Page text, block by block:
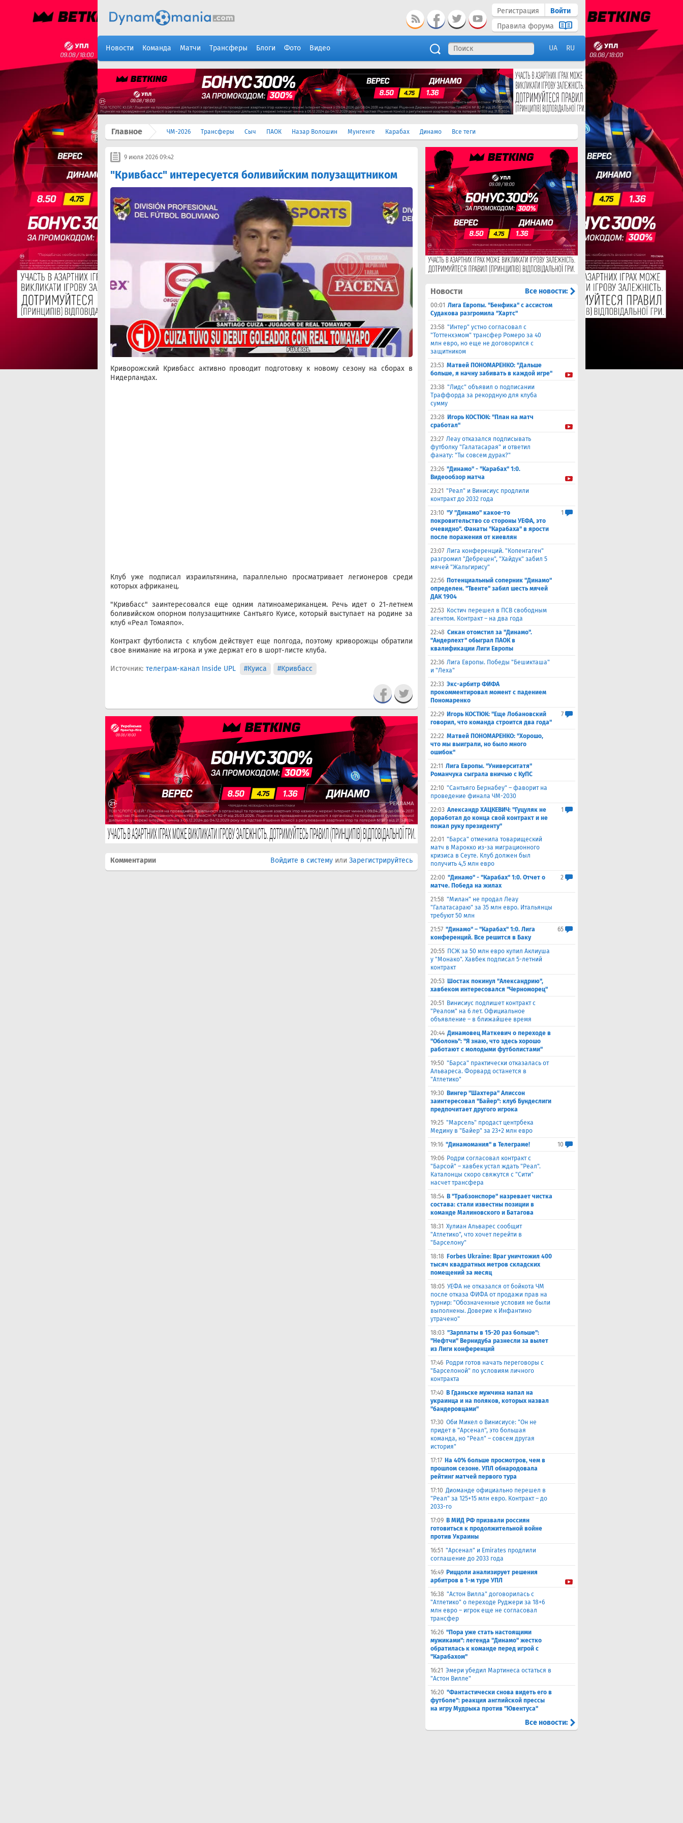
Регистрация
Войти
Правила форума
Новости Команда Матчи Трансферы Блоги Фото Видео UA RU
Главное ЧМ-2026 Трансферы Сыч ПАОК Назар Волошин Мунгенге Карабах Динамо Все теги
9 июля 2026 09:42
"Кривбасс" интересуется боливийским полузащитником
Криворожский Кривбасс активно проводит подготовку к новому сезону на сборах в
Нидерландах.
Клуб уже подписал израильтянина, параллельно просматривает легионеров среди
которых африканец.
"Кривбасс" заинтересовался еще одним латиноамериканцем. Речь идет о 21-летнем
боливийском опорном полузащитнике Сантьяго Куисе, который выступает на родине за
клуб «Реал Томаяпо».
Контракт футболиста с клубом действует еще полгода, поэтому криворожцы обратили
свое внимание на игрока и уже держат его в шорт-листе клуба.
Источник: телеграм-канал Inside UPL #Куиса #Кривбасс
Комментарии Войдите в систему или Зарегистрируйтесь
Новости Все новости:
00:01 Лига Европы. "Бенфика" с ассистом
Судакова разгромила "Хартс"
23:58 "Интер" устно согласовал с
"Тоттенхэмом" трансфер Ромеро за 40
млн евро, но еще не договорился с
защитником
23:53 Матвей ПОНОМАРЕНКО: "Дальше
больше, я начну забивать в каждой игре"
23:38 "Лидс" объявил о подписании
Траффорда за рекордную для клуба
сумму
23:28 Игорь КОСТЮК: "План на матч
сработал"
23:27 Леау отказался подписывать
футболку "Галатасарая" и ответил
фанату: "Ты совсем дурак?"
23:26 "Динамо" - "Карабах" 1:0.
Видеообзор матча
23:21 "Реал" и Винисиус продлили
контракт до 2032 года
23:10 "У "Динамо" какое-то
покровительство со стороны УЕФА, это
очевидно". Фанаты "Карабаха" в ярости
после поражения от киевлян
1
23:07 Лига конференций. "Копенгаген"
разгромил "Дебрецен", "Хайдук" забил 5
мячей "Жальгирису"
22:56 Потенциальный соперник "Динамо"
определен. "Твенте" забил шесть мячей
ДАК 1904
22:53 Костич перешел в ПСВ свободным
агентом. Контракт – на два года
22:48 Сикан отомстил за "Динамо".
"Андерлехт" обыграл ПАОК в
квалификации Лиги Европы
22:36 Лига Европы. Победы "Бешикташа"
и "Леха"
22:33 Экс-арбитр ФИФА
прокомментировал момент с падением
Пономаренко
22:29 Игорь КОСТЮК: "Еще Лобановский
говорил, что команда строится два года"
7
22:22 Матвей ПОНОМАРЕНКО: "Хорошо,
что мы выиграли, но было много
ошибок"
22:11 Лига Европы. "Университатя"
Романчука сыграла вничью с ​КуПС
22:10 "Сантьяго Бернабеу" – фаворит на
проведение финала ЧМ-2030
22:03 Александр ХАЦКЕВИЧ: "Гуцуляк не
доработал до конца свой контракт и не
пожал руку президенту"
1
22:01 "Барса" отменила товарищеский
матч в Марокко из-за миграционного
кризиса в Сеуте. Клуб должен был
получить 4,5 млн евро
22:00 "Динамо" - "Карабах" 1:0. Отчет о
матче. Победа на жилах
2
21:58 "Милан" не продал Леау
"Галатасараю" за 35 млн евро. Итальянцы
требуют 50 млн
21:57 "Динамо" – "Карабах" 1:0. Лига
конференций. Все решится в Баку
65
20:55 ПСЖ за 50 млн евро купил Аклиуша
у "Монако". Хавбек подписал 5-летний
контракт
20:53 Шостак покинул "Александрию",
хавбеком интересовался "Черноморец"
20:51
Винисиус подпишет контракт с
"Реалом" на 6 лет. Официальное
объявление – в ближайшее время
20:44 Динамовец Маткевич о переходе в
"Оболонь": "Я знаю, что здесь хорошо
работают с молодыми футболистами"
19:50 "Барса" практически отказалась от
Альвареса. Форвард останется в
"Атлетико"
19:30 Вингер "Шахтера" Алиссон
заинтересовал "Байер": клуб Бундеслиги
предпочитает другого игрока
19:25 "Марсель" продаст центрбека
Медину в "Байер" за 23+2 млн евро
19:16 "Динамомания" в Телеграме!
10
19:06 Родри согласовал контракт с
"Барсой" – хавбек устал ждать "Реал".
Каталонцы скоро свяжутся с "Сити"
насчет трансфера
18:54 В "Трабзонспоре" назревает чистка
состава: стали известны позиции в
команде Малиновского и Батагова
18:31 Хулиан Альварес сообщит
"Атлетико", что хочет перейти в
"Барселону"
18:18 Forbes Ukraine: Враг уничтожил 400
тысяч квадратных метров складских
помещений за месяц
18:05 УЕФА не отказался от бойкота ЧМ
после отказа ФИФА от продажи прав на
турнир: "Обозначенные условия не были
выполнены. Доверие к Инфантино
утрачено"
18:03 "Зарплаты в 15-20 раз больше":
"Нефтчи" Вернидуба разнесли за вылет
из Лиги конференций
17:46 Родри готов начать переговоры с
"Барселоной" по условиям личного
контракта
17:40 В Гданьске мужчина напал на
украинца и на поляков, которых назвал
"бандеровцами"
17:30 Оби Микел о Винисиусе: "Он не
придет в "Арсенал", это большая
команда, но "Реал" – совсем другая
история"
17:17 На 40% больше просмотров, чем в
прошлом сезоне. УПЛ обнародовала
рейтинг матчей первого тура
17:10 Диоманде официально перешел в
"Реал" за 125+15 млн евро. Контракт – до
2033-го
17:09 В МИД РФ призвали россиян
готовиться к продолжительной войне
против Украины
16:51 "Арсенал" и Emirates продлили
соглашение до 2033 года
16:49 Риццоли анализирует решения
арбитров в 1-м туре УПЛ
16:38 "Астон Вилла" договорилась с
"Атлетико" о переходе Руджери за 18+6
млн евро – игрок еще не согласовал
трансфер
16:26 "Пора уже стать настоящими
мужиками": легенда "Динамо" жестко
обратилась к команде перед игрой с
"Карабахом"
16:21 Эмери убедил Мартинеса остаться в
"Астон Вилле"
16:20 "Фантастически снова видеть его в
футболе": реакция английской прессы
на игру Мудрыка против "Ювентуса"
Все новости: